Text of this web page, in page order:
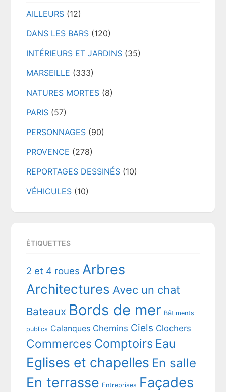
AILLEURS (12)
DANS LES BARS (120)
INTÉRIEURS ET JARDINS (35)
MARSEILLE (333)
NATURES MORTES (8)
PARIS (57)
PERSONNAGES (90)
PROVENCE (278)
REPORTAGES DESSINÉS (10)
VÉHICULES (10)
ÉTIQUETTES
2 et 4 roues Arbres
Architectures Avec un chat
Bateaux Bords de mer Bâtiments
publics Calanques Chemins Ciels Clochers
Commerces Comptoirs Eau
Eglises et chapelles En salle
En terrasse Entreprises Façades